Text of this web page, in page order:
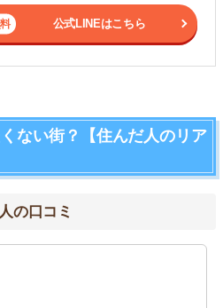
公式LINEはこちら
ない街？【住んだ人のリア
の口コミ